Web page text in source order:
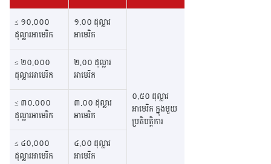
≤ ១០.០០០
ដុល្លារអាមេរិក
១.០០ ដុល្លារ
អាមេរិក
០.៥០ ដុល្លារ
អាមេរិក ក្នុងមួយ
ប្រតិបត្តិការ
≤ ២០.០០០
ដុល្លារអាមេរិក
២.០០ ដុល្លារ
អាមេរិក
≤ ៣០.០០០
ដុល្លារអាមេរិក
៣.០០ ដុល្លារ
អាមេរិក
≤ ៤០.០០០
ដុល្លារអាមេរិក
៤.០០ ដុល្លារ
អាមេរិក